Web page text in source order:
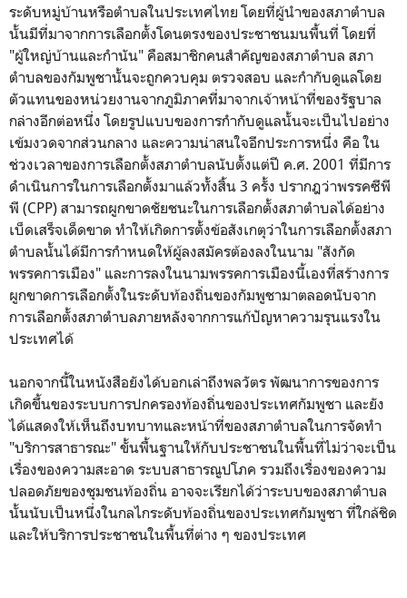
ระดับหมู่บ้านหรือตำบลในประเทศไทย โดยที่ผู้นำของสภาตำบล
นั้นมีที่มาจากการเลือกตั้งโดนตรงของประชาชนมนพื้นที่ โดยที่
"ผู้ใหญ่บ้านและกำนัน" คือสมาชิกคนสำคัญของสภาตำบล สภา
ตำบลของกัมพูชานั้นจะถูกควบคุม ตรวจสอบ และกำกับดูแลโดย
ตัวแทนของหน่วยงานจากภูมิภาคที่มาจากเจ้าหน้าที่ของรัฐบาล
กล่างอีกต่อหนึ่ง โดยรูปแบบของการกำกับดูแลนั้นจะเป็นไปอย่าง
เข้มงวดจากส่วนกลาง และความน่าสนใจอีกประการหนึ่ง คือ ใน
ช่วงเวลาของการเลือกตั้งสภาตำบลนับตั้งแต่ปี ค.ศ. 2001 ที่มีการ
ดำเนินการในการเลือกตั้งมาแล้วทั้งสิ้น 3 ครั้ง ปรากฎว่าพรรคซีพี
พี (CPP) สามารถผูกขาดชัยชนะในการเลือกตั้งสภาตำบลได้อย่าง
เบ็ดเสร็จเด็ดขาด ทำให้เกิดการตั้งข้อสังเกตุว่าในการเลือกตั้งสภา
ตำบลนั้นได้มีการกำหนดให้ผู้ลงสมัครต้องลงในนาม "สังกัด
พรรคการเมือง" และการลงในนามพรรคการเมืองนี้เองที่สร้างการ
ผูกขาดการเลือกตั้งในระดับท้องถิ่นของกัมพูชามาตลอดนับจาก
การเลือกตั้งสภาตำบลภายหลังจากการแก้ปัญหาความรุนแรงใน
ประเทศได้
นอกจากนี้ในหนังสือยังได้บอกเล่าถึงพลวัตร พัฒนาการของการ
เกิดขึ้นของระบบการปกครองท้องถิ่นของประเทศกัมพูชา และยัง
ได้แสดงให้เห็นถึงบทบาทและหน้าที่ของสภาตำบลในการจัดทำ
"บริการสาธารณะ" ขั้นพื้นฐานให้กับประชาชนในพื้นที่ไม่ว่าจะเป็น
เรื่องของความสะอาด ระบบสาธารณูปโภค รวมถึงเรื่องของความ
ปลอดภัยของชุมชนท้องถิ่น อาจจะเรียกได้ว่าระบบของสภาตำบล
นั้นนับเป็นหนึ่งในกลไกระดับท้องถิ่นของประเทศกัมพูชา ที่ใกล้ชิด
และให้บริการประชาชนในพื้นที่ต่าง ๆ ของประเทศ